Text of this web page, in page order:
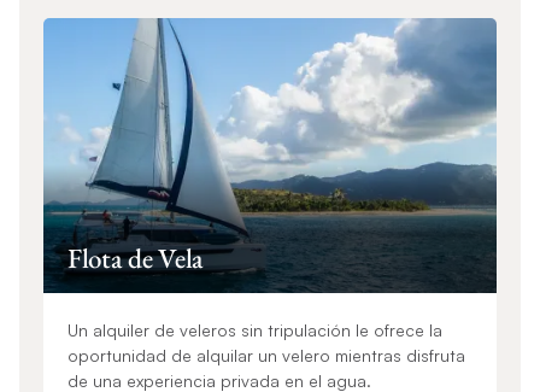
Flota de Vela
Un alquiler de veleros sin tripulación le ofrece la
oportunidad de alquilar un velero mientras disfruta
de una experiencia privada en el agua.